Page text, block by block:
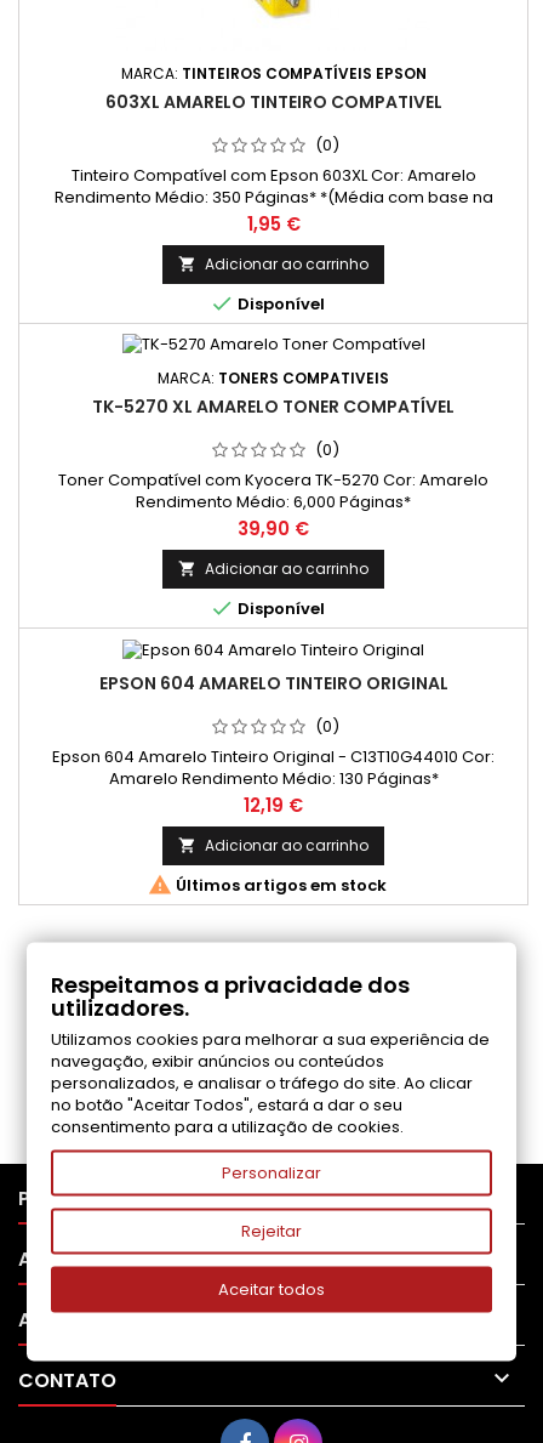
MARCA: TINTEIROS COMPATÍVEIS EPSON
603XL AMARELO TINTEIRO COMPATIVEL
(0)
Tinteiro Compatível com Epson 603XL Cor: Amarelo
Rendimento Médio: 350 Páginas* *(Média com base na
norma ISO/IEC 24711 e impressão contínua. O rendimento real
varia consideravelmente com base no conteúdo das
páginas impressas e noutros factores.)
Preço
1,95 €
 Adicionar ao carrinho
 Disponível
MARCA: TONERS COMPATIVEIS
TK-5270 XL AMARELO TONER COMPATÍVEL
(0)
Toner Compatível com Kyocera TK-5270 Cor: Amarelo
Rendimento Médio: 6,000 Páginas*
Preço
39,90 €
 Adicionar ao carrinho
 Disponível
EPSON 604 AMARELO TINTEIRO ORIGINAL
(0)
Epson 604 Amarelo Tinteiro Original - C13T10G44010 Cor:
Amarelo Rendimento Médio: 130 Páginas*
Preço
12,19 €
 Adicionar ao carrinho
 Últimos artigos em stock
COMENTÁRIOS (0)
Seja o primeiro a fazer uma avaliação
PRODUTOS 
APOIO AO CLIENTE 
A SUA CONTA 
CONTATO 
Respeitamos a privacidade dos
utilizadores.
Utilizamos cookies para melhorar a sua experiência de
navegação, exibir anúncios ou conteúdos
personalizados, e analisar o tráfego do site. Ao clicar
no botão "Aceitar Todos", estará a dar o seu
consentimento para a utilização de cookies.
Personalizar
Rejeitar
Aceitar todos